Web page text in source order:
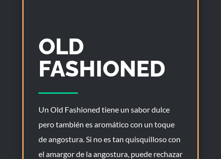
OLD
FASHIONED
Un Old Fashioned tiene un sabor dulce
pero también es aromático con un toque
de angostura. Si no es tan quisquilloso con
el amargor de la angostura, puede rechazar